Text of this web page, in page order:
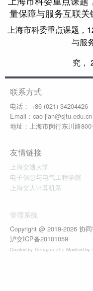
量保障与服务互联
上海市科委重点课题
与服
究，
联系方式
电话： +86 (021) 34204426
Email：cao-jian@sjtu.edu.cn
地址：上海市闵行东川路
友情链接
上海交通大学
电子信息与电气工程学院
上海交大计算机系
管理系统
Copyright @ 2019-2026 协
沪交ICP备20101059
Created by Nengjun Zhu Modified by